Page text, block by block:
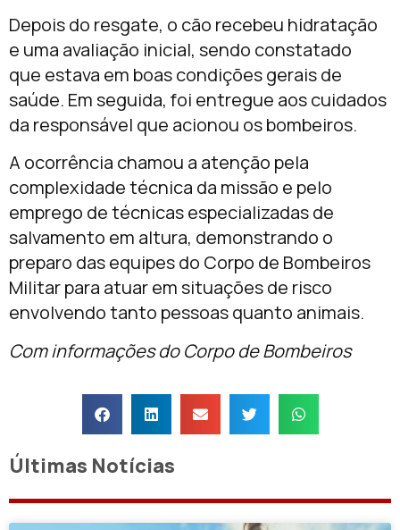
Depois do resgate, o cão recebeu hidratação
e uma avaliação inicial, sendo constatado
que estava em boas condições gerais de
saúde. Em seguida, foi entregue aos cuidados
da responsável que acionou os bombeiros.
A ocorrência chamou a atenção pela
complexidade técnica da missão e pelo
emprego de técnicas especializadas de
salvamento em altura, demonstrando o
preparo das equipes do Corpo de Bombeiros
Militar para atuar em situações de risco
envolvendo tanto pessoas quanto animais.
Com informações do Corpo de Bombeiros
Últimas Notícias